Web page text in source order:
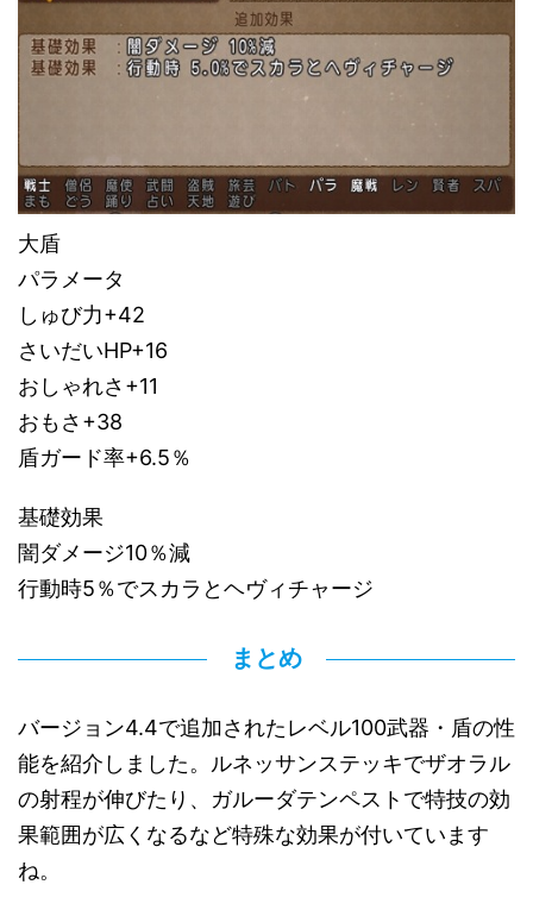
大盾
パラメータ
しゅび力+42
さいだいHP+16
おしゃれさ+11
おもさ+38
盾ガード率+6.5％
基礎効果
闇ダメージ10％減
行動時5％でスカラとヘヴィチャージ
まとめ
バージョン4.4で追加されたレベル100武器・盾の性
能を紹介しました。ルネッサンステッキでザオラル
の射程が伸びたり、ガルーダテンペストで特技の効
果範囲が広くなるなど特殊な効果が付いています
ね。